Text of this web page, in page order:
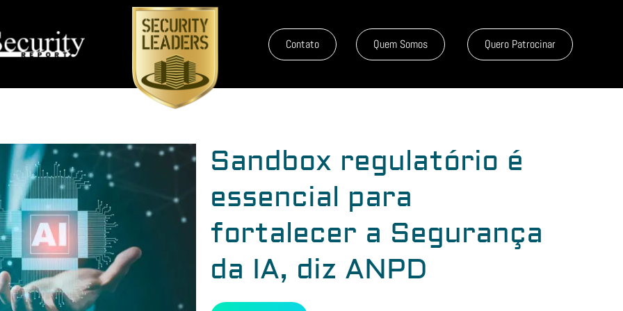
Contato Quem Somos Quero Patrocinar
Sandbox regulatório é
essencial para
fortalecer a Segurança
da IA, diz ANPD